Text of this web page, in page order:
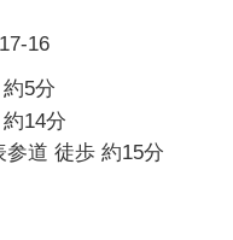
16
5分
14分
道 徒歩 約15分